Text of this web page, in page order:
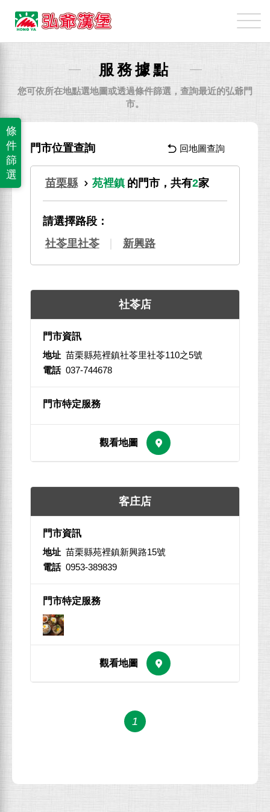
弘
爺
國
業
份
有
限
公
司
服務據點
您可依所在地點選地圖或透過條件篩選，查詢最近的弘爺門
市。
條
件
篩
選
門市位置查詢 回地圖查詢
苗栗縣 苑裡鎮 的門市，共有2家
請選擇路段：
社苓里社苓
新興路
社苓店
地址 苗栗縣苑裡鎮社苓里社苓110之5號
電話 037-744678
客庄店
地址 苗栗縣苑裡鎮新興路15號
電話 0953-389839
1